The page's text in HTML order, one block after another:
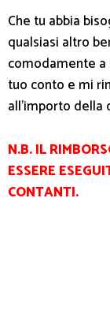
Che tu abbia
qualsiasi altro
comodamente a
tuo conto e mi
all’importo
N.B. IL
ESSERE
CONTANTI.